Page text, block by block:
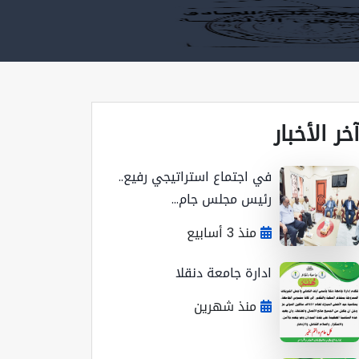
آخر الأخبار
في اجتماع استراتيجي رفيع..
رئيس مجلس جام...
منذ 3 أسابيع
ادارة جامعة دنقلا
منذ شهرين